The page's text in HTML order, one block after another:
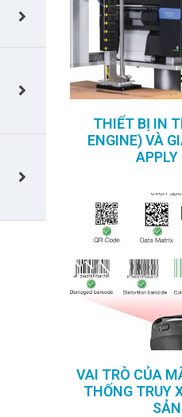
THIẾT BỊ IN
ENGINE) VÀ
VAI TRÒ CỦA
THỐNG TRUY